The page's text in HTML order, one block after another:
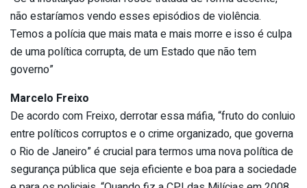
não estaríamos vendo esses episódios de violência.
Temos a polícia que mais mata e mais morre e isso é culpa
de uma política corrupta, de um Estado que não tem
governo”
Marcelo Freixo
De acordo com Freixo, derrotar essa máfia, “fruto do conluio
entre políticos corruptos e o crime organizado, que governa
o Rio de Janeiro” é crucial para termos uma nova política de
segurança pública que seja eficiente e boa para a sociedade